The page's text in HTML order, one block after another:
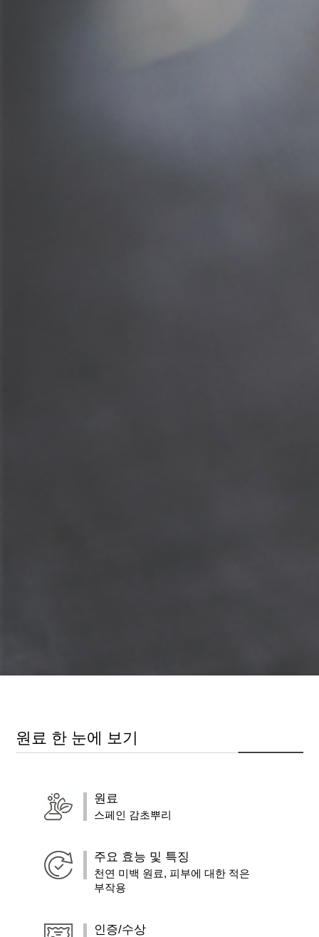
원료 한 눈에 보기
원료
스페인 감초뿌리
주요 효능 및 특징
천연 미백 원료, 피부에 대한 적은
부작용
인증/수상